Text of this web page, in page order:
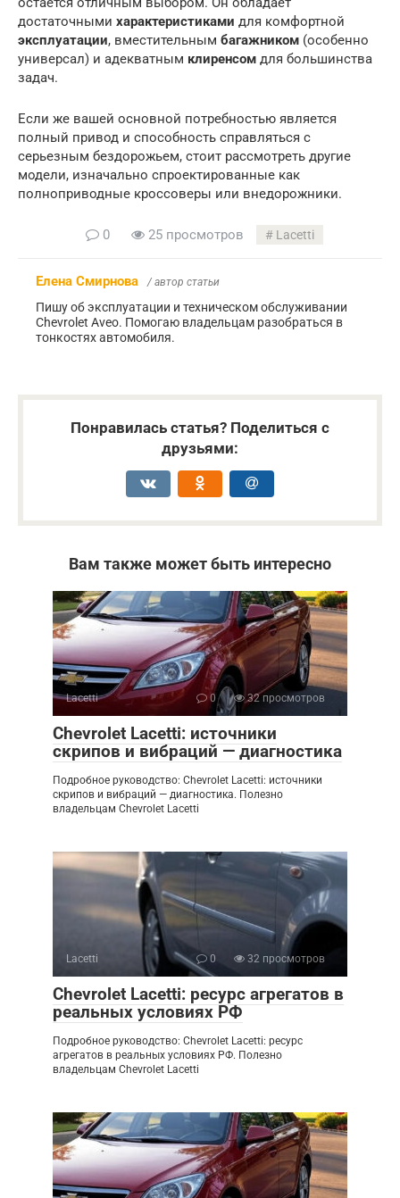
достаточными характеристиками для комфортной
эксплуатации, вместительным багажником (особенно
универсал) и адекватным клиренсом для большинства
задач.
Если же вашей основной потребностью является
полный привод и способность справляться с
серьезным бездорожьем, стоит рассмотреть другие
модели, изначально спроектированные как
полноприводные кроссоверы или внедорожники.
0 25 просмотров Lacetti
Елена Смирнова / автор статьи
Пишу об эксплуатации и техническом обслуживании
Chevrolet Aveo. Помогаю владельцам разобраться в
тонкостях автомобиля.
Понравилась статья? Поделиться с
друзьями:
Вам также может быть интересно
Lacetti 0 32 просмотров
Chevrolet Lacetti: источники
скрипов и вибраций — диагностика
Подробное руководство: Chevrolet Lacetti: источники
скрипов и вибраций — диагностика. Полезно
владельцам Chevrolet Lacetti
Lacetti 0 32 просмотров
Chevrolet Lacetti: ресурс агрегатов в
реальных условиях РФ
Подробное руководство: Chevrolet Lacetti: ресурс
агрегатов в реальных условиях РФ. Полезно
владельцам Chevrolet Lacetti